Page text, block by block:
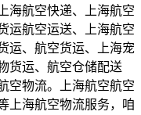
海航空快递、上海航空
运航空运送、上海航空
运、航空货运、上海宠
货运、航空仓储配送
空物流。上海航空航空
上海航空物流服务，咱